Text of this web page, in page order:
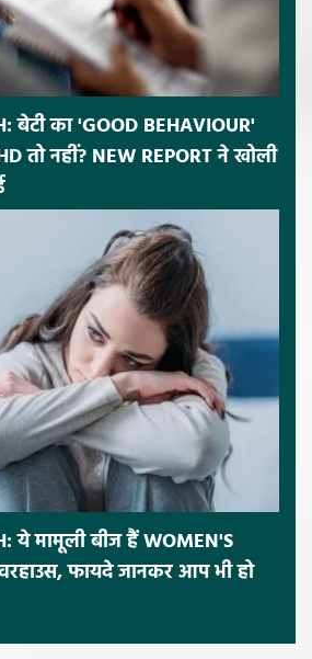
बेटी का 'GOOD BEHAVIOUR'
तो नहीं? NEW REPORT ने खोली
ये मामूली बीज हैं WOMEN'S
फायदे जानकर आप भी हो